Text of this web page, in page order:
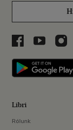
Libri aLibri a
Libri
Rólunk